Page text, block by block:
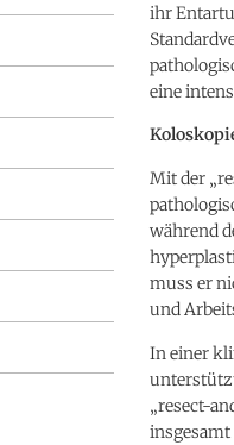
ihr
eine
Mit der
während
muss er
und
In einer
„resect-